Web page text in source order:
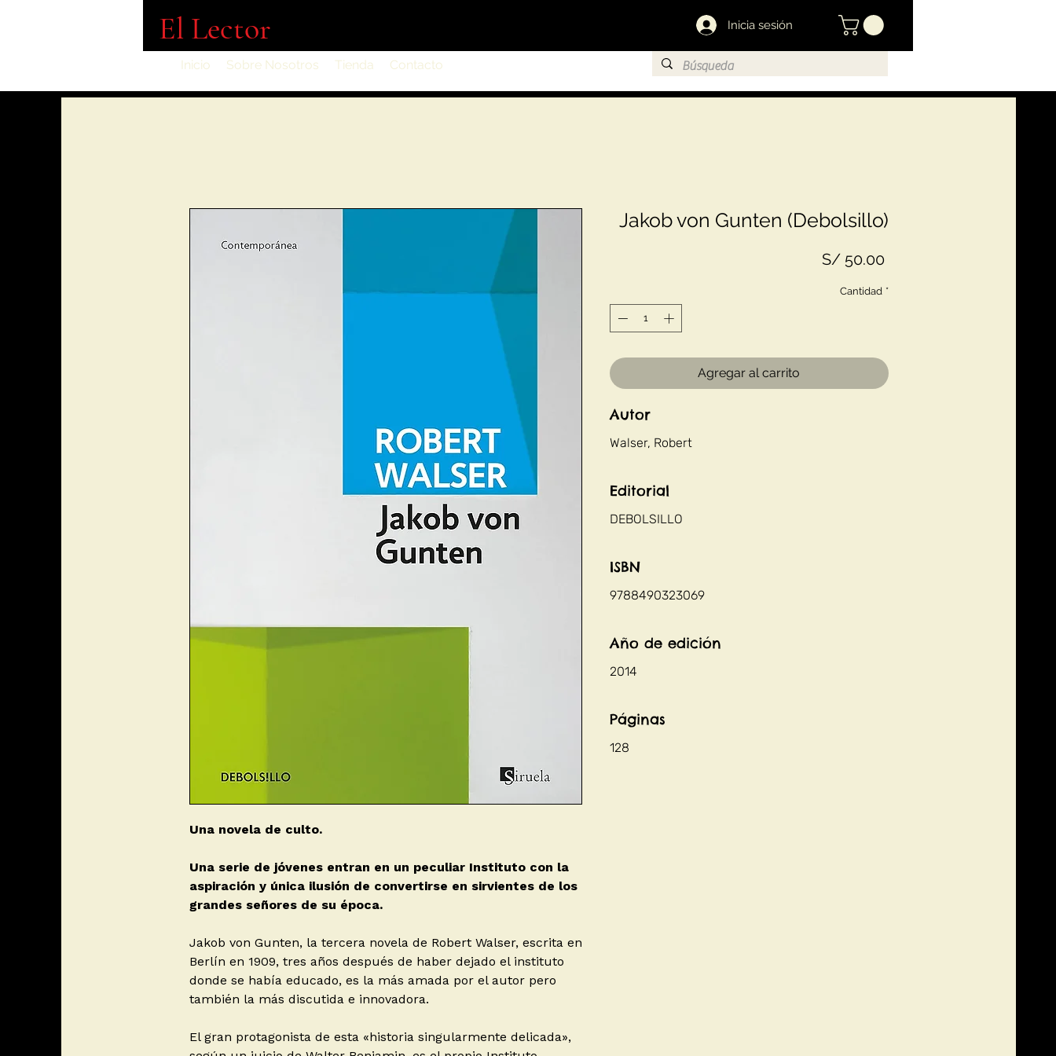
El Lector Inicia sesión
Inicio Sobre Nosotros Tienda Contacto
Una novela de culto.
Una serie de jóvenes entran en un peculiar Instituto con la
aspiración y única ilusión de convertirse en sirvientes de los
grandes señores de su época.
Jakob von Gunten, la tercera novela de Robert Walser, escrita en
Berlín en 1909, tres años después de haber dejado el instituto
donde se había educado, es la más amada por el autor pero
también la más discutida e innovadora.
El gran protagonista de esta «historia singularmente delicada»,
Jakob von Gunten (Debolsillo)
S/ 50.00Precio
Cantidad *
Agregar al carrito
Autor
Walser, Robert
Editorial
DEBOLSILLO
ISBN
9788490323069
Año de edición
2014
Páginas
128